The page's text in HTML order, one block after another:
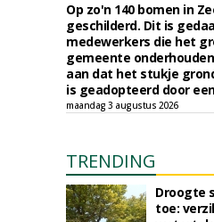
Op zo'n 140 bomen in
geschilderd. Dit is
medewerkers die het
gemeente
aan dat het stukje
is geadopteerd door
maandag 3 augustus 2026
TRENDING
Droogte
toe: